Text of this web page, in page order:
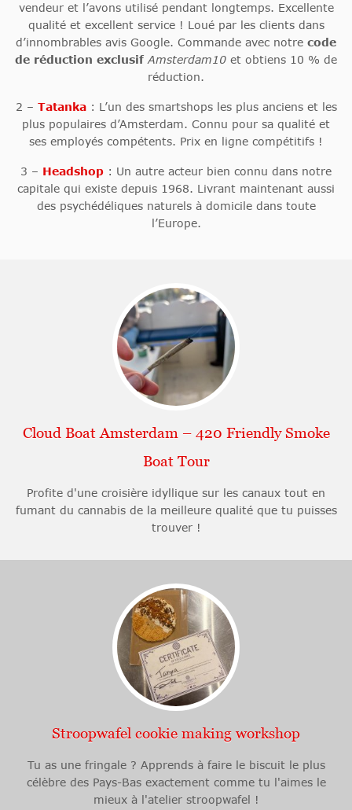
vendeur et l’avons utilisé pendant longtemps. Excellente
qualité et excellent service ! Loué par les clients dans
d’innombrables avis Google. Commande avec notre code
de réduction exclusif Amsterdam10 et obtiens 10 % de
réduction.
2 – Tatanka: L’un des smartshops les plus anciens et les
plus populaires d’Amsterdam. Connu pour sa qualité et
ses employés compétents. Prix en ligne compétitifs !
3 – Headshop : Un autre acteur bien connu dans notre
capitale qui existe depuis 1968. Livrant maintenant aussi
des psychédéliques naturels à domicile dans toute
l’Europe.
Cloud Boat Amsterdam – 420 Friendly Smoke
Boat Tour
Profite d'une croisière idyllique sur les canaux tout en
fumant du cannabis de la meilleure qualité que tu puisses
trouver !
Stroopwafel cookie making workshop
Tu as une fringale ? Apprends à faire le biscuit le plus
célèbre des Pays-Bas exactement comme tu l'aimes le
mieux à l'atelier stroopwafel !